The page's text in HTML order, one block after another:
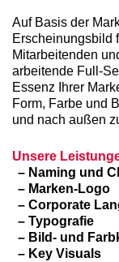
Auf Basis der
Erscheinungsbild
Mitarbeitenden
arbeitende Full-
Essenz Ihrer
Form, Farbe und
und nach außen
Unsere
Naming und
Marken-Logo
Corporate
Typografie
Bild- und
Key Visuals